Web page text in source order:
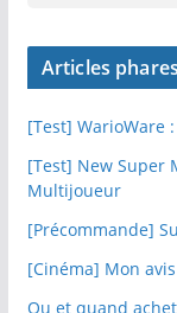
Articles phares
[Test] WarioWare
[Test] New Super
Multijoueur
[Précommande]
[Cinéma] Mon
Ou et quand